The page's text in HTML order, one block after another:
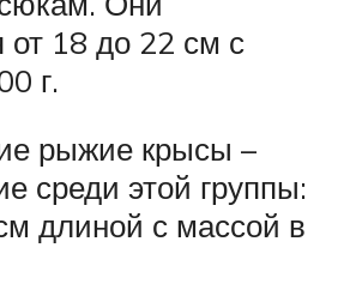
от 18 до 22 см с
г.
рыжие крысы –
среди этой группы:
длиной с массой в